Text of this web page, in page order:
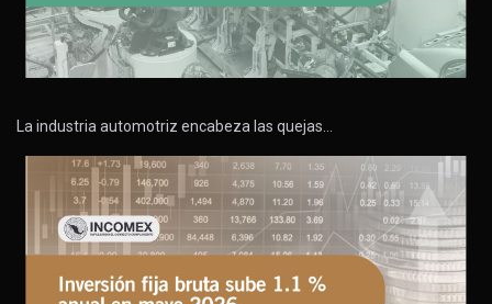
La industria automotriz encabeza las quejas…